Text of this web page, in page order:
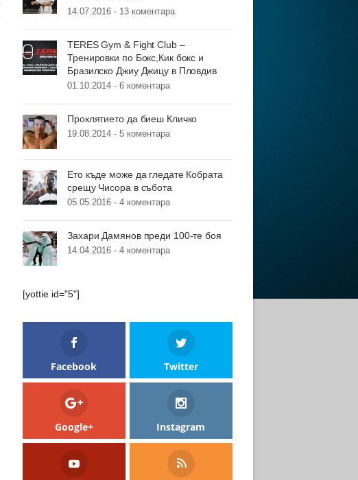
14.07.2016 - 13 коментара
TERES Gym & Fight Club –
Тренировки по Бокс,Кик бокс и
Бразилско Джиу Джицу в Пловдив
01.10.2014 - 6 коментара
Проклятието да биеш Кличко
19.08.2014 - 5 коментара
Ето къде може да гледате Кобрата
срещу Чисора в събота
05.05.2016 - 4 коментара
Захари Дамянов преди 100-те боя
14.04.2016 - 4 коментара
[yottie id="5"]
Facebook Twitter
Google+ Instagram